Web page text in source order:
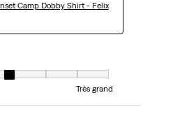
Camp Dobby Shirt - Felix
à Très petit et 7 est égal à Très grand
Très grand